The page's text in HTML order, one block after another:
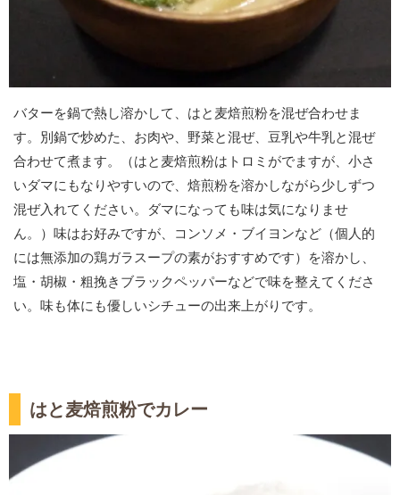
バターを鍋で熱し溶かして、はと麦焙煎粉を混ぜ合わせま
す。別鍋で炒めた、お肉や、野菜と混ぜ、豆乳や牛乳と混ぜ
合わせて煮ます。（はと麦焙煎粉はトロミがでますが、小さ
いダマにもなりやすいので、焙煎粉を溶かしながら少しずつ
混ぜ入れてください。ダマになっても味は気になりませ
ん。）味はお好みですが、コンソメ・ブイヨンなど（個人的
には無添加の鶏ガラスープの素がおすすめです）を溶かし、
塩・胡椒・粗挽きブラックペッパーなどで味を整えてくださ
い。味も体にも優しいシチューの出来上がりです。
はと麦焙煎粉でカレー